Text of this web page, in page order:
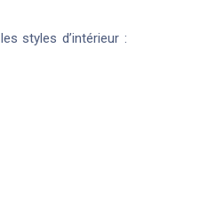
styles d’intérieur :